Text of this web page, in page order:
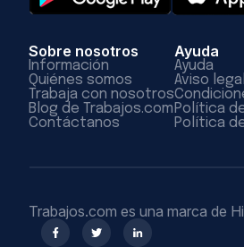
Sobre nosotros
Información
Quiénes somos
Trabaja con nosotros
Blog de Trabajos.com
Contáctanos
Ayuda
Ayuda
Aviso legal
Política
Política
Trabajos.com es una marca de